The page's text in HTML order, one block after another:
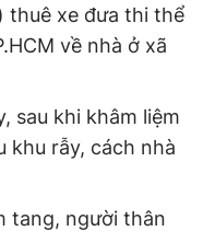
thuê xe đưa thi thể
về nhà ở xã
sau khi khâm liệm
khu rẫy, cách nhà
tang, người thân